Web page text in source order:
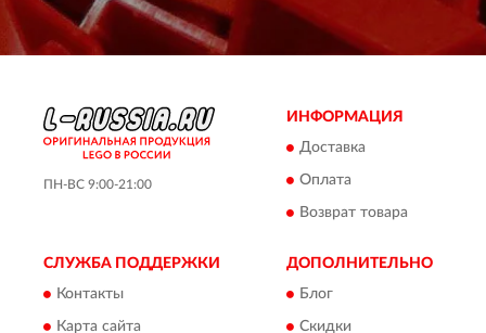
ПН-ВС 9:00-21:00
ИНФОРМАЦИЯ
Доставка
Оплата
Возврат товара
СЛУЖБА ПОДДЕРЖКИ
Контакты
Карта сайта
ДОПОЛНИТЕЛЬНО
Блог
Скидки